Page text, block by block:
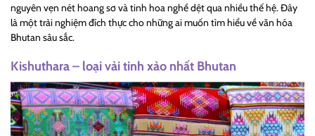
nguyên vẹn nét hoang sơ và tinh hoa nghề dệt qua nhiều thế hệ. Đây
là một trải nghiệm đích thực cho những ai muốn tìm hiểu về văn hóa
Bhutan sâu sắc.
Kishuthara – loại vải tinh xảo nhất Bhutan